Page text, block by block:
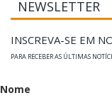
NEWSLETTER
INSCREVA-SE EM
PARA RECEBER AS ÚLTIMAS
Nome